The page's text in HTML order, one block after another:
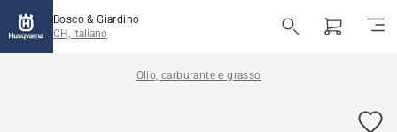
Bosco & Giardino
CH, Italiano
Olio, carburante e grasso